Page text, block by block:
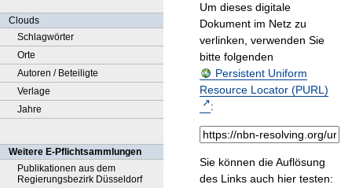
Clouds
Schlagwörter
Orte
Autoren / Beteiligte
Verlage
Jahre
Weitere E-Pflichtsammlungen
Publikationen aus dem
Regierungsbezirk Düsseldorf
Um dieses digitale
Dokument im Netz zu
verlinken, verwenden Sie
bitte folgenden
Persistent Uniform
Resource Locator (PURL)
:
Sie können die Auflösung
des Links auch hier testen: